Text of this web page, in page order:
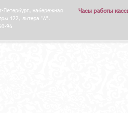
Петербург, набережная
122, литера "А".
96
Часы работы